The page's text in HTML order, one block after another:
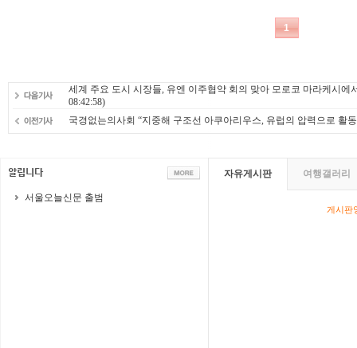
세계 주요 도시 시장들, 유엔 이주협약 회의 맞아 모로코 마라케시에
08:42:58)
국경없는의사회 “지중해 구조선 아쿠아리우스, 유럽의 압력으로 활
서울오늘신문 출범
자유게시판 여행갤러리
게시판